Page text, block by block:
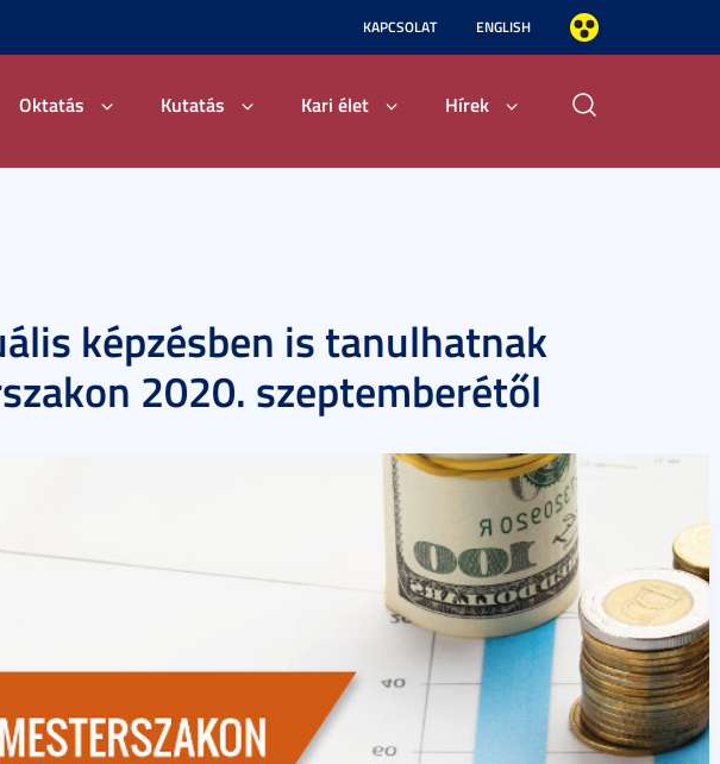
KAPCSOLAT ENGLISH
Oktatás Kutatás Kari élet Hírek
képzésben is tanulhatnak
2020. szeptemberétől